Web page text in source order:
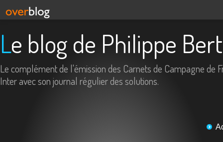
Le blog de Philippe
Le complément de l'émission des Carnets de Campagne de
Inter avec son journal régulier des solutions.